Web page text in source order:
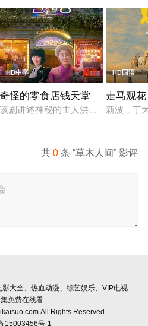
exploits of her mo
HD中字 8.0
奇怪的零食店钱天堂
该剧讲述神秘的主人洪子卖能够实现
HD国语
走马观花
新波，丁
共0 条 “草木人间” 影评
大全、热血动漫、综艺娱乐、VIP电视
免费在线看
All Rights Reserved
15003456号-1